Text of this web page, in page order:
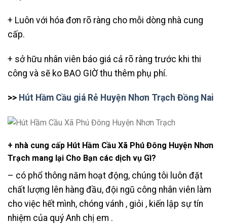
+ Luôn với hóa đơn rõ ràng cho mỗi dòng nhà cung
cấp.
+ sở hữu nhân viên báo giá cả rõ ràng trước khi thi
công và sẽ ko BAO GIỜ thu thêm phụ phí.
>> Hút Hầm Cầu giá Rẻ Huyện Nhơn Trạch Đồng Nai
+ nhà cung cấp Hút Hầm Cầu Xã Phú Đông Huyện Nhơn
Trạch mang lại Cho Bạn các dịch vụ Gì?
– có phổ thông năm hoạt động, chúng tôi luôn đặt
chất lượng lên hàng đầu, đội ngũ công nhân viên làm
cho việc hết mình, chóng vánh , giỏi , kiến lập sự tín
nhiệm của quý Anh chị em .